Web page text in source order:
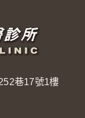
巷17號1樓